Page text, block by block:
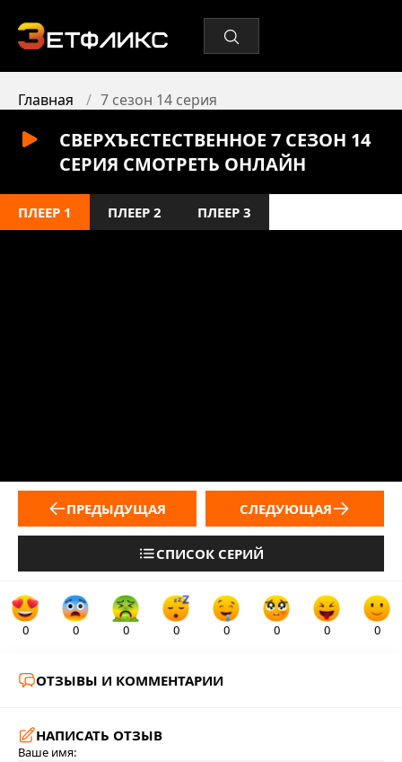
Главная 7 сезон 14 серия
СВЕРХЪЕСТЕСТВЕННОЕ 7 СЕЗОН 14
СЕРИЯ СМОТРЕТЬ ОНЛАЙН
ПЛЕЕР 1 ПЛЕЕР 2 ПЛЕЕР 3
ПРЕДЫДУЩАЯ
СПИСОК СЕРИЙ
СЛЕДУЮЩАЯ
0 0 0 0 0 0 0 0
ОТЗЫВЫ И КОММЕНТАРИИ
НАПИСАТЬ ОТЗЫВ
Ваше имя: